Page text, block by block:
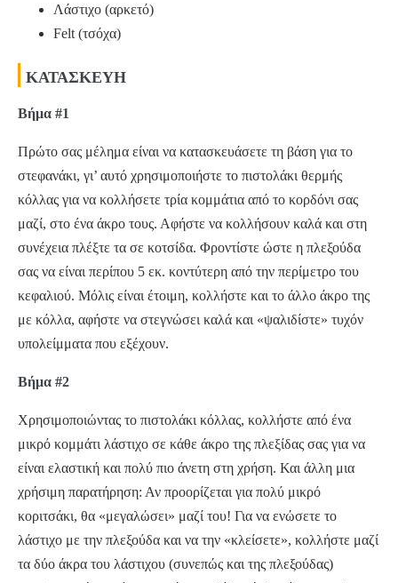
Λάστιχο (αρκετό)
Felt (τσόχα)
ΚΑΤΑΣΚΕΥΗ
Βήμα #1
Πρώτο σας μέλημα είναι να κατασκευάσετε τη βάση για το
στεφανάκι, γι’ αυτό χρησιμοποιήστε το πιστολάκι θερμής
κόλλας για να κολλήσετε τρία κομμάτια από το κορδόνι σας
μαζί, στο ένα άκρο τους. Αφήστε να κολλήσουν καλά και στη
συνέχεια πλέξτε τα σε κοτσίδα. Φροντίστε ώστε η πλεξούδα
σας να είναι περίπου 5 εκ. κοντύτερη από την περίμετρο του
κεφαλιού. Μόλις είναι έτοιμη, κολλήστε και το άλλο άκρο της
με κόλλα, αφήστε να στεγνώσει καλά και «ψαλιδίστε» τυχόν
υπολείμματα που εξέχουν.
Βήμα #2
Χρησιμοποιώντας το πιστολάκι κόλλας, κολλήστε από ένα
μικρό κομμάτι λάστιχο σε κάθε άκρο της πλεξίδας σας για να
είναι ελαστική και πολύ πιο άνετη στη χρήση. Και άλλη μια
χρήσιμη παρατήρηση: Αν προορίζεται για πολύ μικρό
κοριτσάκι, θα «μεγαλώσει» μαζί του! Για να ενώσετε το
λάστιχο με την πλεξούδα και να την «κλείσετε», κολλήστε μαζί
τα δύο άκρα του λάστιχου (συνεπώς και της πλεξούδας)